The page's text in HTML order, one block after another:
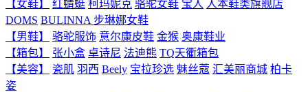
【女鞋】
红蜻蜓 柯玛妮克 骆驼女鞋 宝人 人本鞋类旗舰店
DOMS BULINNA 步琳娜女鞋
【男鞋】
骆驼服饰 意尔康皮鞋 金猴 奥康鞋业
【箱包】
张小盒 卓诗尼 法迪熊 TQ天衢箱包
【美容】
瓷肌 羽西 Beely 宝拉珍选 魅丝蔻 汇美丽商城 柏卡
姿